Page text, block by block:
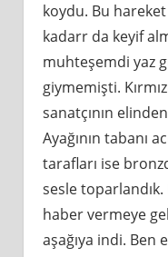
koydu. Bu hareket
kadarr da keyif
muhteşemdi yaz
giymemişti.
sanatçının
Ayağının tabanı
tarafları ise
sesle toparlandık.
haber vermeye
aşağıya indi. Ben